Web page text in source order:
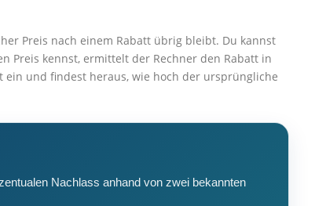
Preis nach einem Rabatt übrig bleibt. Du kannst
Preis kennst, ermittelt der Rechner den Rabatt in
und findest heraus, wie hoch der ursprüngliche
Nachlass anhand von zwei bekannten